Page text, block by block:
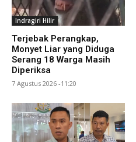
Indragiri Hilir
Terjebak Perangkap,
Monyet Liar yang Diduga
Serang 18 Warga Masih
Diperiksa
7 Agustus 2026 -11:20